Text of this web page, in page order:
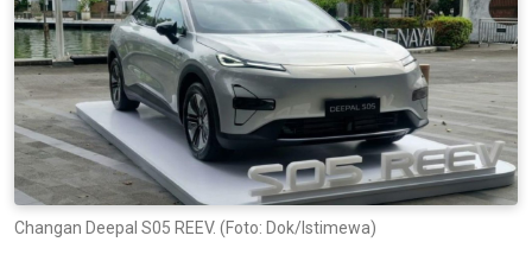
Changan Deepal S05 REEV. (Foto: Dok/Istimewa)